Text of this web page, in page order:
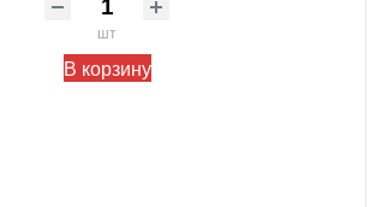
шт
В корзину